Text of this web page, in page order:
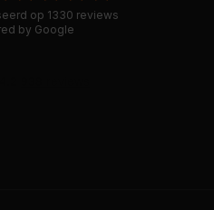
op 1330 reviews
by Google